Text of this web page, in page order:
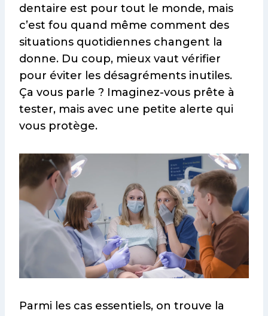
dentaire est pour tout le monde, mais
c’est fou quand même comment des
situations quotidiennes changent la
donne. Du coup, mieux vaut vérifier
pour éviter les désagréments inutiles.
Ça vous parle ? Imaginez-vous prête à
tester, mais avec une petite alerte qui
vous protège.
Parmi les cas essentiels, on trouve la